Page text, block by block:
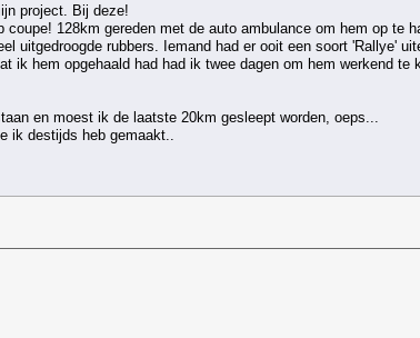
project. Bij deze!
128km gereden met de auto ambulance om hem op te
uitgedroogde rubbers. Iemand had er ooit een soort 'Rallye'
ik hem opgehaald had had ik twee dagen om hem werkend
en moest ik de laatste 20km gesleept worden, oeps...
ik destijds heb gemaakt..